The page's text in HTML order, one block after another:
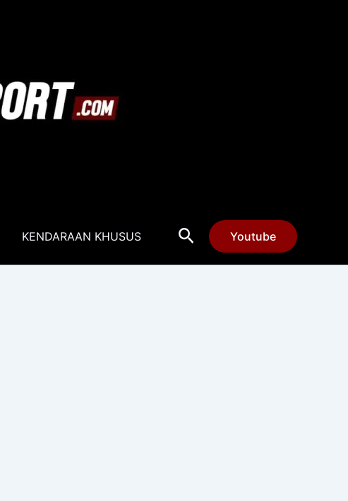
KENDARAAN KHUSUS Cari Youtube